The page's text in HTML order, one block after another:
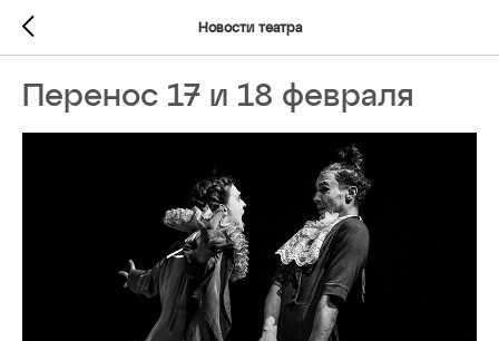
Новости театра
Перенос 17 и 18 февраля